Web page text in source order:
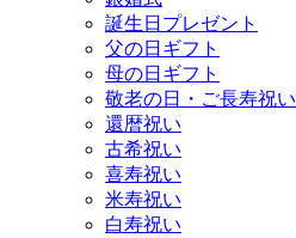
誕生日プレゼント
父の日ギフト
母の日ギフト
敬老の日・ご長寿祝い
還暦祝い
古希祝い
喜寿祝い
米寿祝い
白寿祝い